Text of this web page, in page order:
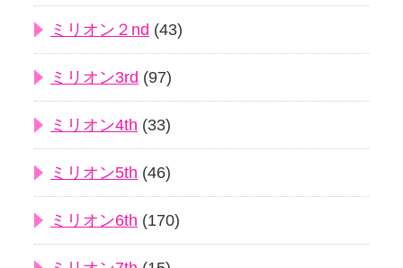
ミリオン２nd (43)
ミリオン3rd (97)
ミリオン4th (33)
ミリオン5th (46)
ミリオン6th (170)